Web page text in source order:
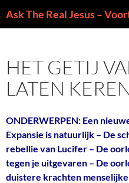
naar
HET GETIJ
LATEN
ONDERWERPEN: Een
Expansie is natuurlijk – De
rebellie van Lucifer – De
tegen je uitgevaren – De
duistere krachten